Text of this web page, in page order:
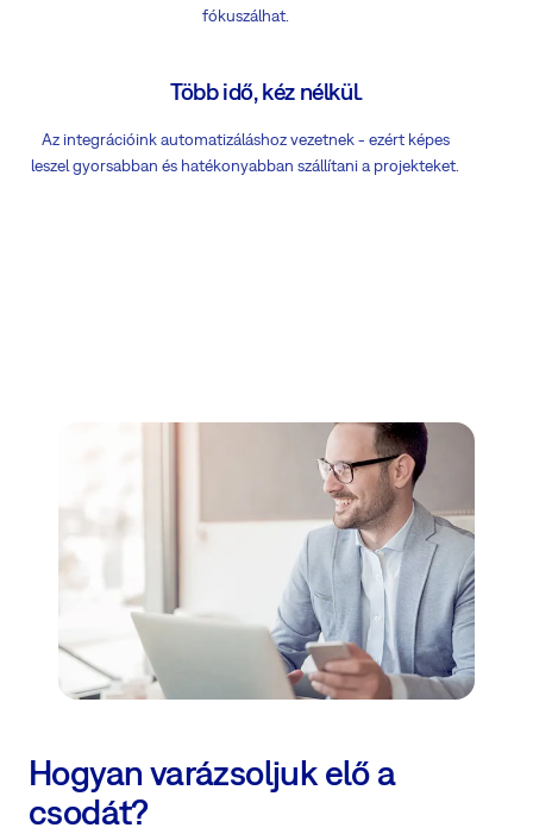
fókuszálhat.
Több idő, kéz nélkül.
Az integrációink automatizáláshoz vezetnek - ezért képes
leszel gyorsabban és hatékonyabban szállítani a projekteket.
Hogyan varázsoljuk elő a
csodát?